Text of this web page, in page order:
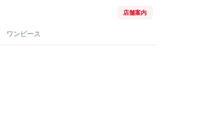
店舗案内
ワンピース